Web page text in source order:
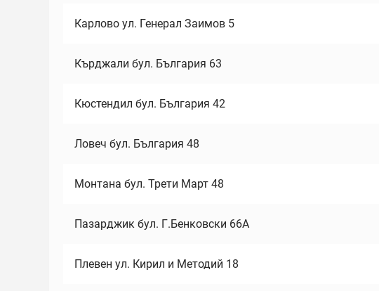
Карлово ул. Генерал Заимов 5
Кърджали бул. България 63
Кюстендил бул. България 42
Ловеч бул. България 48
Монтана бул. Трети Март 48
Пазарджик бул. Г.Бенковски 66А
Плевен ул. Кирил и Методий 18